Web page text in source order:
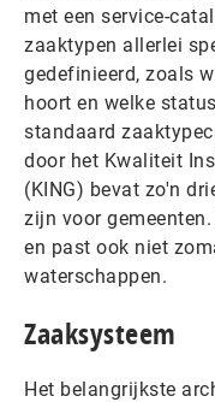
met een service-
zaaktypen allerlei
gedefinieerd, zoals
hoort en welke
standaard
door het Kwaliteit
(KING) bevat zo'n
zijn voor
en past ook niet
waterschappen.
Zaaksysteem
Het belangrijkste